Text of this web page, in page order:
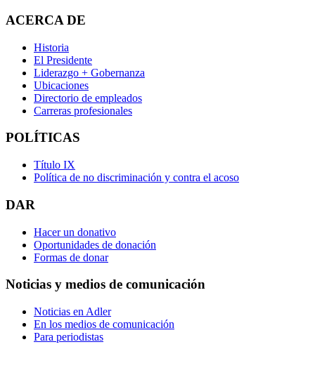
ACERCA DE
Historia
El Presidente
Liderazgo + Gobernanza
Ubicaciones
Directorio de empleados
Carreras profesionales
POLÍTICAS
Título IX
Política de no discriminación y contra el acoso
DAR
Hacer un donativo
Oportunidades de donación
Formas de donar
Noticias y medios de comunicación
Noticias en Adler
En los medios de comunicación
Para periodistas